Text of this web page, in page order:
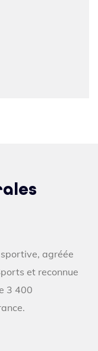
agréée
et reconnue
3 400